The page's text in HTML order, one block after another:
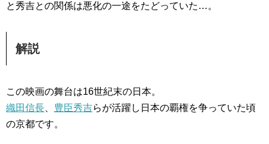
と秀吉との関係は悪化の一途をたどっていた…。
解説
この映画の舞台は16世紀末の日本。
織田信長
豊臣秀吉らが活躍し日本の覇権を争っていた頃
の京都です。